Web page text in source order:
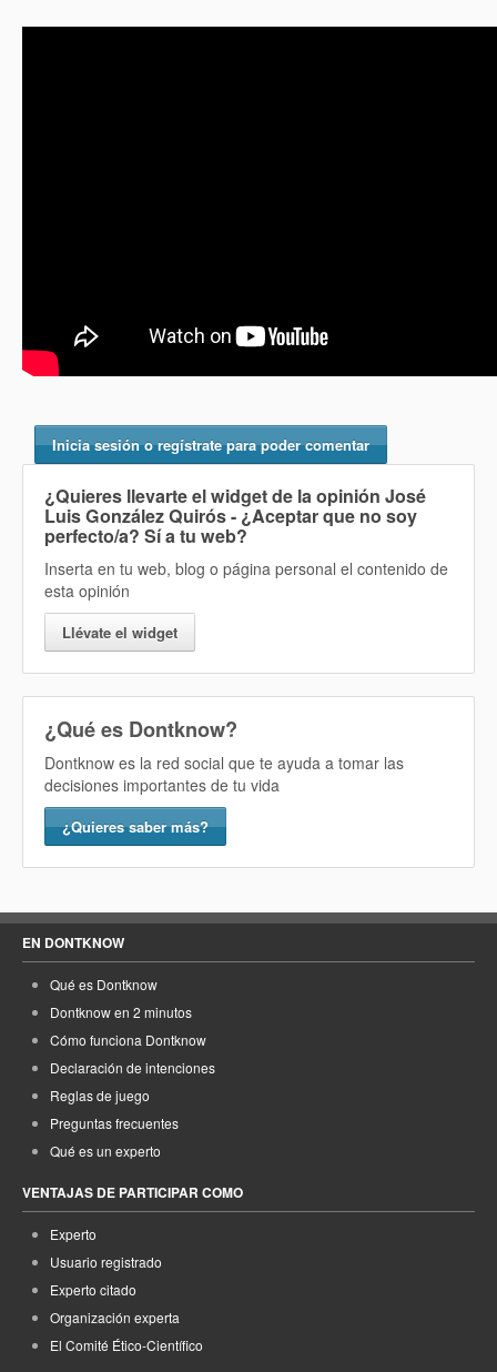
Inicia sesión o regístrate para poder comentar
¿Quieres llevarte el widget de la opinión José
Luis González Quirós - ¿Aceptar que no soy
perfecto/a? Sía tu web?
Inserta en tu web, blog o página personal el contenido de
esta opinión
Llévate el widget
¿Qué es Dontknow?
Dontknow es la red social que te ayuda a tomar las
decisiones importantes de tu vida
¿Quieres saber más?
EN DONTKNOW
Qué es Dontknow
Dontknow en 2 minutos
Cómo funciona Dontknow
Declaración de intenciones
Reglas de juego
Preguntas frecuentes
Qué es un experto
VENTAJAS DE PARTICIPAR COMO
Experto
Usuario registrado
Experto citado
Organización experta
El Comité Ético-Científico